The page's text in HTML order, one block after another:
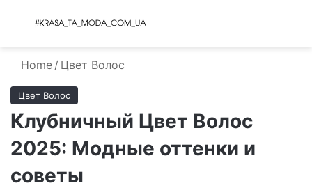
Menu
Home / Цвет Волос
Цвет Волос
Клубничный Цвет Волос
2025: Модные оттенки и
советы